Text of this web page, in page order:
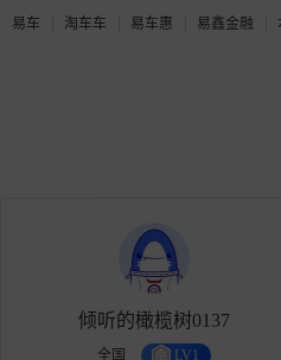
易车 淘车车 易车惠 易鑫金融
倾听的橄榄树0137
全国 LV1